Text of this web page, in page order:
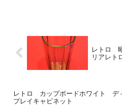
レトロ
リアレト
レトロ カップボードホワイト デ
プレイキャビネット